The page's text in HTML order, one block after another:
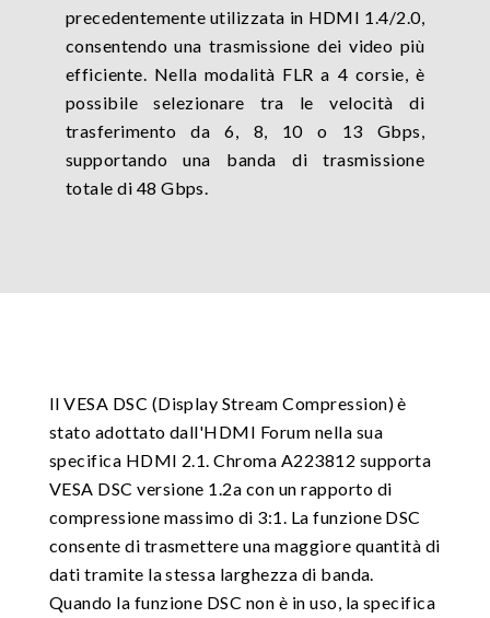
precedentemente utilizzata in HDMI 1.4/2.0,
consentendo una trasmissione dei video più
efficiente. Nella modalità FLR a 4 corsie, è
possibile selezionare tra le velocità di
trasferimento da 6, 8, 10 o 13 Gbps,
supportando una banda di trasmissione
totale di 48 Gbps.
Il VESA DSC (Display Stream Compression) è
stato adottato dall'HDMI Forum nella sua
specifica HDMI 2.1. Chroma A223812 supporta
VESA DSC versione 1.2a con un rapporto di
compressione massimo di 3:1. La funzione DSC
consente di trasmettere una maggiore quantità di
dati tramite la stessa larghezza di banda.
Quando la funzione DSC non è in uso, la specifica